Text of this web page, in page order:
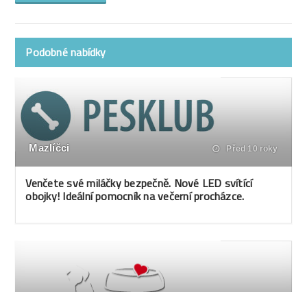
Podobné nabídky
Mazlíčci Před 10 roky
Venčete své miláčky bezpečně. Nové LED svítící
obojky! Ideální pomocník na večerní procházce.